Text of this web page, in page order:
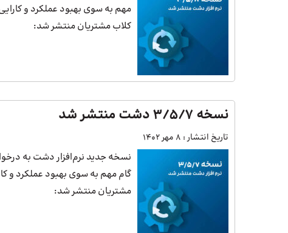
مهم به سوی بهبود عملکرد و
کلاب مشتریان منتشر شد:
نسخه 3/5/7 دشت منتشر شد
تاریخ انتشار : 8 مهر 1402
نسخه جدید نرم‌افزار دشت به
گام مهم به سوی بهبود عملکرد و
مشتریان منتشر شد: